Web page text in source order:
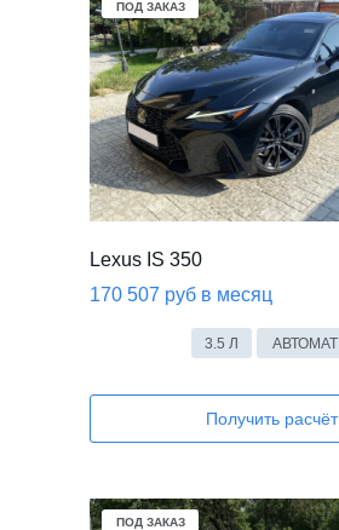
Lexus IS 350
170 507 руб в месяц
3.5 Л АВТОМАТ
Получить расчёт
В НАЛИЧИИ
ПОД ЗАКАЗ
ПОД ЗАКАЗ